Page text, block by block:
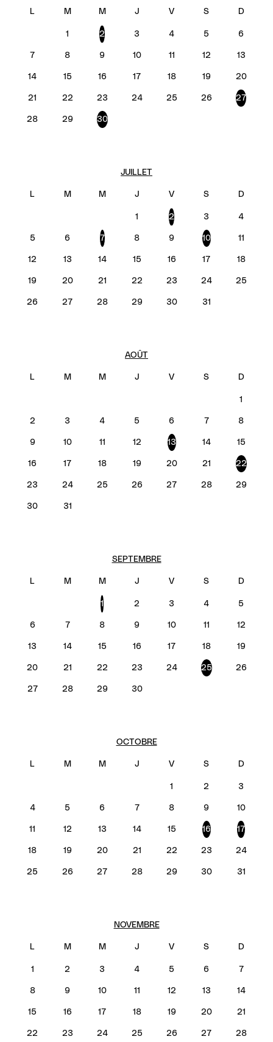
1 2 3 4 5 6
7 8 9 10 11 12 13
14 15 16 17 18 19 20
21 22 23 24 25 26 27
28 29 30
JUILLET
1 2 3 4
5 6 7 8 9 10 11
12 13 14 15 16 17 18
19 20 21 22 23 24 25
26 27 28 29 30 31
AOÛT
1
2 3 4 5 6 7 8
9 10 11 12 13 14 15
16 17 18 19 20 21 22
23 24 25 26 27 28 29
30 31
SEPTEMBRE
1 2 3 4 5
6 7 8 9 10 11 12
13 14 15 16 17 18 19
20 21 22 23 24 25 26
27 28 29 30
OCTOBRE
1 2 3
4 5 6 7 8 9 10
11 12 13 14 15 16 17
18 19 20 21 22 23 24
25 26 27 28 29 30 31
NOVEMBRE
1 2 3 4 5 6 7
8 9 10 11 12 13 14
15 16 17 18 19 20 21
22 23 24 25 26 27 28